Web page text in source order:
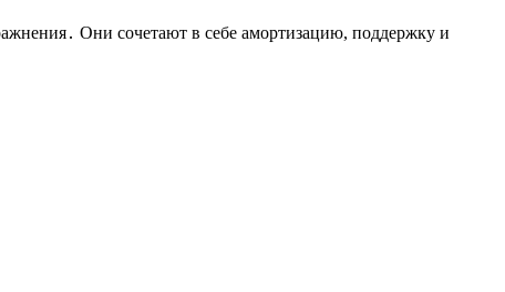
Они сочетают в себе амортизацию, поддержку и